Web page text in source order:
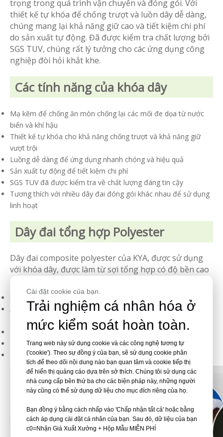
trọng trong quá trình vận chuyển và đóng gói. Với
thiết kế tự khóa để chống trượt và luồn dây dễ dàng,
chúng mang lại khả năng giữ cao và tiết kiệm chi phí
do sản xuất tự động. Đã được kiểm tra chất lượng bởi
SGS TUV, chúng rất lý tưởng cho các ứng dụng công
nghiệp đòi hỏi khắt khe.
Các tính năng của khóa dây
Mạ kẽm để chống ăn mòn chống lại các mối đe dọa từ nước
biển và khí hậu
Thiết kế tự khóa cho khả năng chống trượt và khả năng giữ
vượt trội
Luồng dễ dàng để ứng dụng nhanh chóng và hiệu quả
Sản xuất tự động để tiết kiệm chi phí
SGS TUV đã được kiểm tra về chất lượng đáng tin cậy
Tương thích với nhiều dây đai đóng gói khác nhau để sử dụng
linh hoạt
Dây đai tổng hợp Polyester
Dây đai composite polyester của KYA, được sử dụng
với khóa dây, được làm từ sợi tổng hợp có độ bền cao
Sức mạnh vượt qua dây đai thép
An toàn cho người sử dụng và hàng hóa, không rỉ sét, không
có cạnh sắc
Hấp thụ sốc khi va chạm và chuyển tải
Thiết kế nhẹ và di động
Kháng hóa chất và thời tiết cho độ bền
Cài đặt cookie của bạn.
Trải nghiệm cá nhân hóa ở
mức kiểm soát hoàn toàn.
Trang web này sử dụng cookie và các công nghệ tương tự
('cookie'). Theo sự đồng ý của bạn, sẽ sử dụng cookie phân
tích để theo dõi nội dung nào bạn quan tâm và cookie tiếp thị
để hiển thị quảng cáo dựa trên sở thích. Chúng tôi sử dụng các
nhà cung cấp bên thứ ba cho các biện pháp này, những người
này cũng có thể sử dụng dữ liệu cho mục đích riêng của họ.
Bạn đồng ý bằng cách nhấp vào 'Chấp nhận tất cả' hoặc bằng
cách áp dụng cài đặt cá nhân của bạn. Sau đó, dữ liệu của bạn
c0=Nhận Giá Xuất Xưởng + Hộp Mẫu MIỄN PHÍ